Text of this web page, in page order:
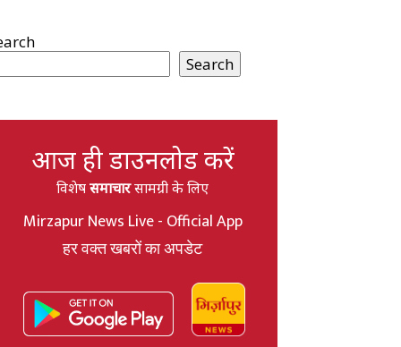
Search
आज ही डाउनलोड करें
विशेषसमाचारसामग्री के लिए
Mirzapur News Live - Official App
हर वक्त खबरों का अपडेट